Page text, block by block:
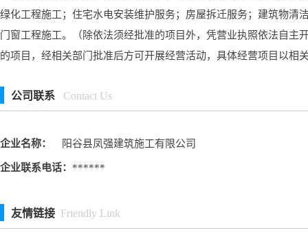
绿化工程施工；住宅水电安装维护服务；房屋拆迁服务；建筑物
门窗工程施工。（除依法须经批准的项目外，凭营业执照依法自
的项目，经相关部门批准后方可开展经营活动，具体经营项目以相
公司联系 Contact Us
企业名称： 阳谷县凤强建筑施工有限公司
企业联系电话： ******
友情链接 Friendly Link